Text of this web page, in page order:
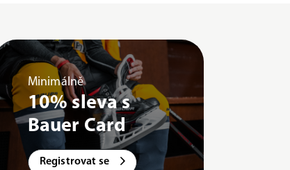
Minimálně
10% sleva s
Bauer Card
Registrovat se